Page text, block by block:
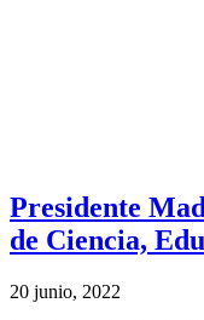
Presidente
de Ciencia,
20 junio, 2022